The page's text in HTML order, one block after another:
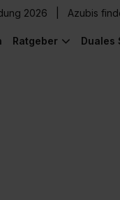
2026 Azubis
Ratgeber Duales